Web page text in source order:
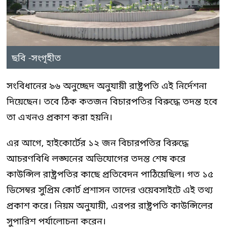
ছবি -সংগৃহীত
সংবিধানের ৯৬ অনুচ্ছেদ অনুযায়ী রাষ্ট্রপতি এই নির্দেশনা
দিয়েছেন। তবে ঠিক কতজন বিচারপতির বিরুদ্ধে তদন্ত হবে
তা এখনও প্রকাশ করা হয়নি।
এর আগে, হাইকোর্টের ১২ জন বিচারপতির বিরুদ্ধে
আচরণবিধি লঙ্ঘনের অভিযোগের তদন্ত শেষ করে
কাউন্সিল রাষ্ট্রপতির কাছে প্রতিবেদন পাঠিয়েছিল। গত ১৫
ডিসেম্বর সুপ্রিম কোর্ট প্রশাসন তাদের ওয়েবসাইটে এই তথ্য
প্রকাশ করে। নিয়ম অনুযায়ী, এরপর রাষ্ট্রপতি কাউন্সিলের
সুপারিশ পর্যালোচনা করেন।